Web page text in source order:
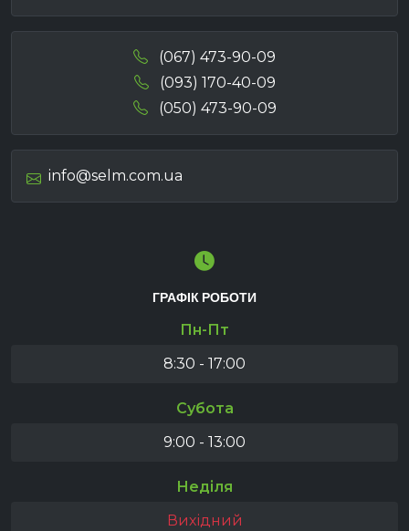
(067) 473-90-09
(093) 170-40-09
(050) 473-90-09
info@selm.com.ua
ГРАФІК РОБОТИ
Пн-Пт
8:30 - 17:00
Субота
9:00 - 13:00
Неділя
Вихідний